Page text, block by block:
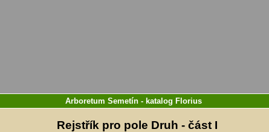
Arboretum Semetín - katalog Florius
Rejstřík pro pole Druh - část I